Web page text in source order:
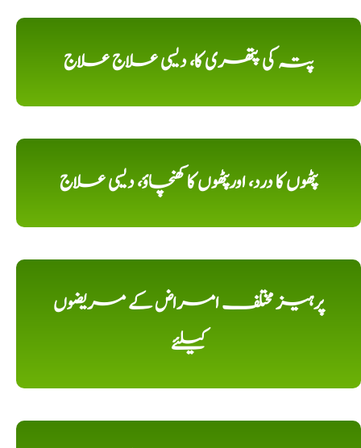
پتہ کی پتھری کا، دیسی علاج علاج
پٹھوں کا درد، اورپٹھوں کا کھنچاؤ، دیسی علاج
پرہیز مختلف امراض کے مریضوں
کیلئے